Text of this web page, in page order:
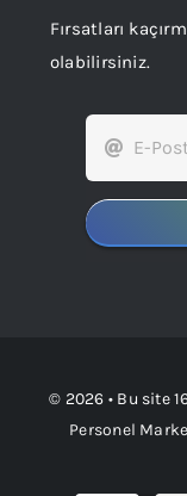
Fırsatları
olabilirsiniz.
© 2026 • Bu site
Personel